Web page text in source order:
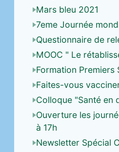
Mars bleu 2021
7eme Journée
Questionnaire de
MOOC " Le
Formation Premiers
Faites-vous
Colloque "Santé en
Ouverture les
à 17h
Newsletter Spécial